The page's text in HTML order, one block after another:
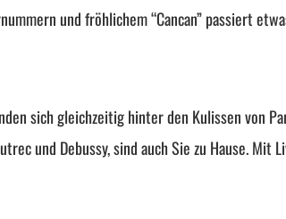
und fröhlichem “Cancan” passiert
sich gleichzeitig hinter den Kulissen von
und Debussy, sind auch Sie zu Hause. Mit